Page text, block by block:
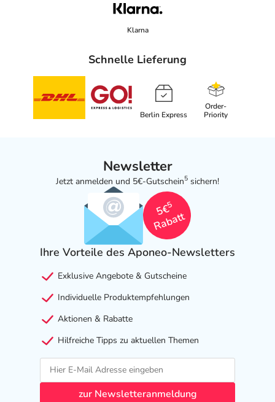
PDF des Beipackzettelskönnen Sie sich oben
Klarna
Schnelle Lieferung
Berlin Express
Order-
Priority
Newsletter
Jetzt anmelden und 5€-Gutschein5 sichern!
5€
5
Rabatt
Ihre Vorteile des Aponeo-Newsletters
Exklusive Angebote & Gutscheine
Individuelle Produktempfehlungen
Aktionen & Rabatte
Hilfreiche Tipps zu aktuellen Themen
zur Newsletteranmeldung